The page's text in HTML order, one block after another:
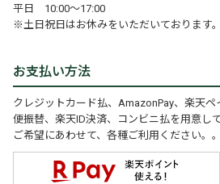
平日 10:00～17:00
※土日祝日はお休みをいただいております。
お支払い方法
クレジットカード払、AmazonPay、楽天
便振替、楽天ID決済、コンビニ払を用意し
ご希望にあわせて、各種ご利用ください。。